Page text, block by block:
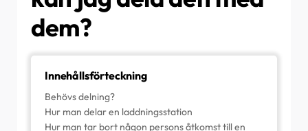
Hur man kontrollerar om en produkt har
uppvisat något oväntat beteende
dem?
Innehållsförteckning
Behövs delning?
Hur man delar en laddningsstation
Hur man tar bort någon persons åtkomst till en